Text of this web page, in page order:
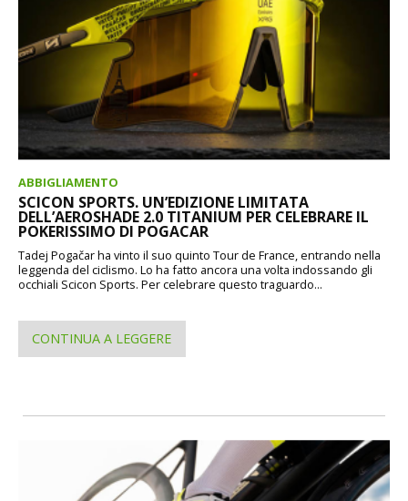
ABBIGLIAMENTO
SCICON SPORTS. UN’EDIZIONE LIMITATA
DELL’AEROSHADE 2.0 TITANIUM PER CELEBRARE IL
POKERISSIMO DI POGACAR
Tadej Pogačar ha vinto il suo quinto Tour de France, entrando nella
leggenda del ciclismo. Lo ha fatto ancora una volta indossando gli
occhiali Scicon Sports. Per celebrare questo traguardo...
CONTINUA A LEGGERE